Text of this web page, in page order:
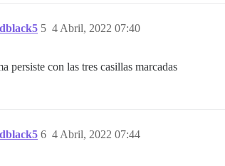
4 Abril, 2022 07:40
5
persiste con las tres casillas marcadas
4 Abril, 2022 07:44
6